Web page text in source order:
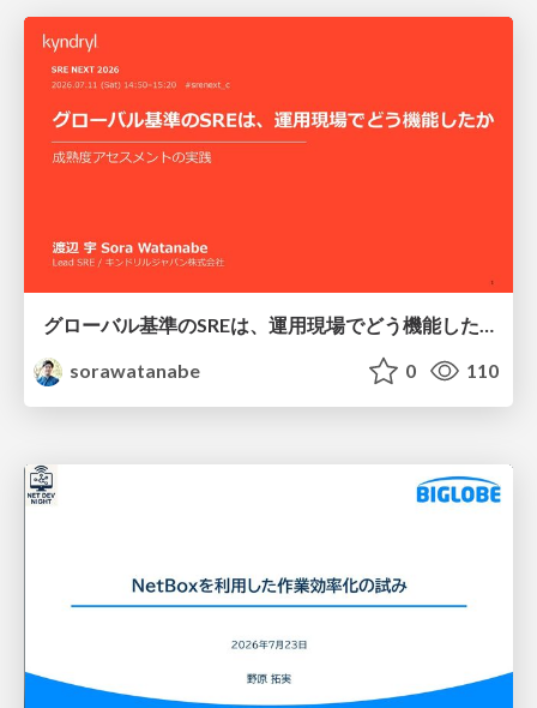
sorawatanabe
0 110